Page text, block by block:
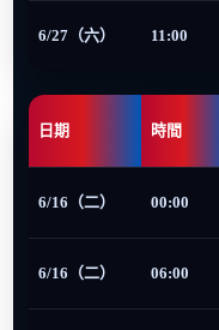
6/27（六） 11:00
日期 時間
6/16（二） 00:00
6/16（二） 06:00